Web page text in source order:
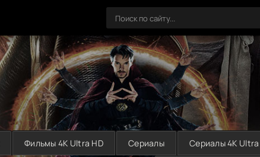
Фильмы 4K Ultra HD Сериалы Сериалы 4K Ultra